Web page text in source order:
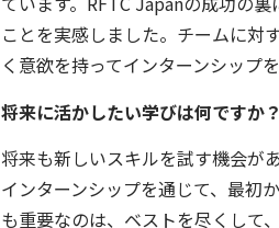
ことを実感しました。チームに対
く意欲を持ってインターンシップ
将来に活かしたい学びは何ですか？
将来も新しいスキルを試す機会が
インターンシップを通じて、最初
も重要なのは、ベストを尽くして